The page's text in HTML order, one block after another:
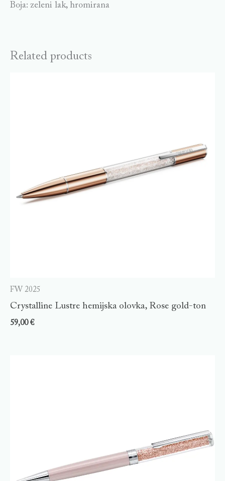
Boja: zeleni lak, hromirana
Related products
FW 2025
Crystalline Lustre hemijska olovka, Rose gold-ton
59,00€